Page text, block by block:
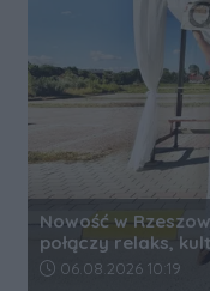
Nowość w
połączy relaks,
Data dodania artykułu:
06.08.2026 10:19